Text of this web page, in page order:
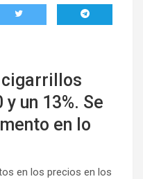
cigarrillos
un 13%. Se
en lo
en los precios en los